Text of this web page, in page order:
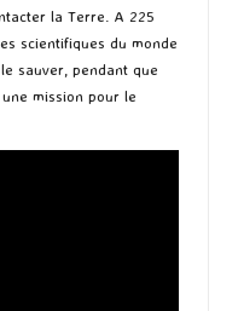
la Terre. A 225
scientifiques du monde
sauver, pendant que
mission pour le